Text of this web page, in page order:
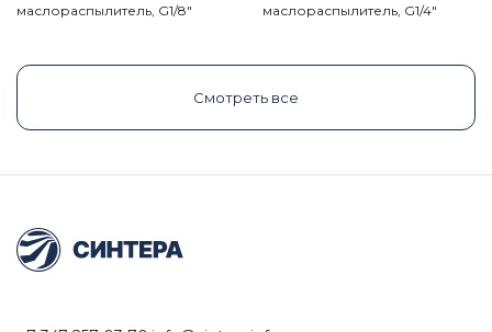
маслораспылитель, G1/8"
маслораспылитель, G1/4"
Смотреть все